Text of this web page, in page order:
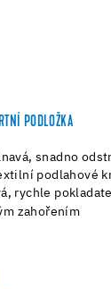
PODLOŽKA
snadno
podlahové
rychle
zahořením